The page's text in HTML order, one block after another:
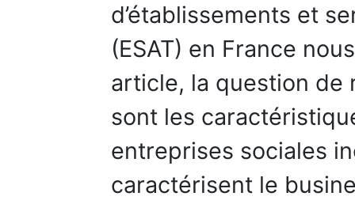
d’établissements et
(ESAT) en France
article, la question de
sont les
entreprises sociales
caractérisent le